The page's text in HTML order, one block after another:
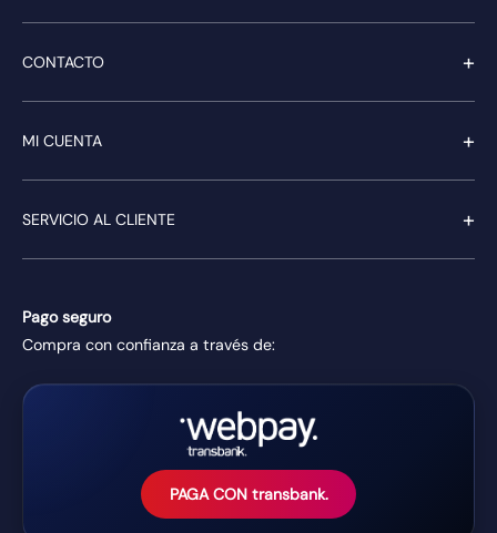
CONTACTO +
MI CUENTA +
SERVICIO AL CLIENTE +
Pago seguro
Compra con confianza a través de:
PAGA CON transbank.